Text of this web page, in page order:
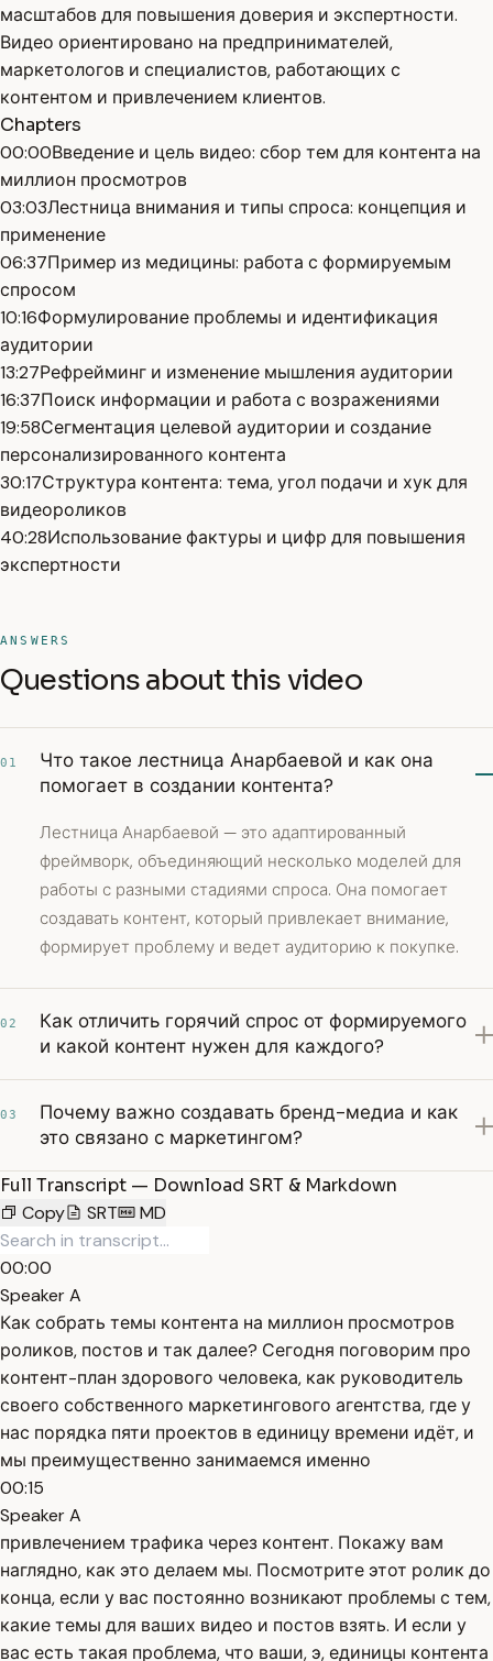
масштабов для повышения доверия и экспертности.
Видео ориентировано на предпринимателей,
маркетологов и специалистов, работающих с
контентом и привлечением клиентов.
Chapters
00:00Введение и цель видео: сбор тем для контента на
миллион просмотров
03:03Лестница внимания и типы спроса: концепция и
применение
06:37Пример из медицины: работа с формируемым
спросом
10:16Формулирование проблемы и идентификация
аудитории
13:27Рефрейминг и изменение мышления аудитории
16:37Поиск информации и работа с возражениями
19:58Сегментация целевой аудитории и создание
персонализированного контента
30:17Структура контента: тема, угол подачи и хук для
видеороликов
40:28Использование фактуры и цифр для повышения
экспертности
ANSWERS
Questions about this video
01
Что такое лестница Анарбаевой и как она
помогает в создании контента?
Лестница Анарбаевой — это адаптированный
фреймворк, объединяющий несколько моделей для
работы с разными стадиями спроса. Она помогает
создавать контент, который привлекает внимание,
формирует проблему и ведет аудиторию к покупке.
02
Как отличить горячий спрос от формируемого
и какой контент нужен для каждого?
03
Почему важно создавать бренд-медиа и как
это связано с маркетингом?
Full Transcript — Download SRT & Markdown
Copy
SRT MD
00:00
Speaker A
Как собрать темы контента на миллион просмотров
роликов, постов и так далее? Сегодня поговорим про
контент-план здорового человека, как руководитель
своего собственного маркетингового агентства, где у
нас порядка пяти проектов в единицу времени идёт, и
мы преимущественно занимаемся именно
00:15
Speaker A
привлечением трафика через контент. Покажу вам
наглядно, как это делаем мы. Посмотрите этот ролик до
конца, если у вас постоянно возникают проблемы с тем,
какие темы для ваших видео и постов взять. И если у
вас есть такая проблема, что ваши, э, единицы контента